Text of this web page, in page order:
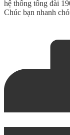
hệ thống tổng đài
Chúc bạn nhanh